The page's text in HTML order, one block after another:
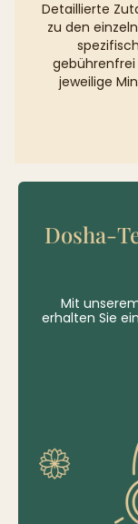
Detaillierte
zu den
gebührenfrei
jeweilige
Dosha-
Mit
erhalten Sie